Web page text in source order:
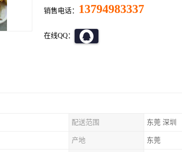
销售电话： 13794983337
在线QQ：
配送范围 东莞 深圳
产地 东莞